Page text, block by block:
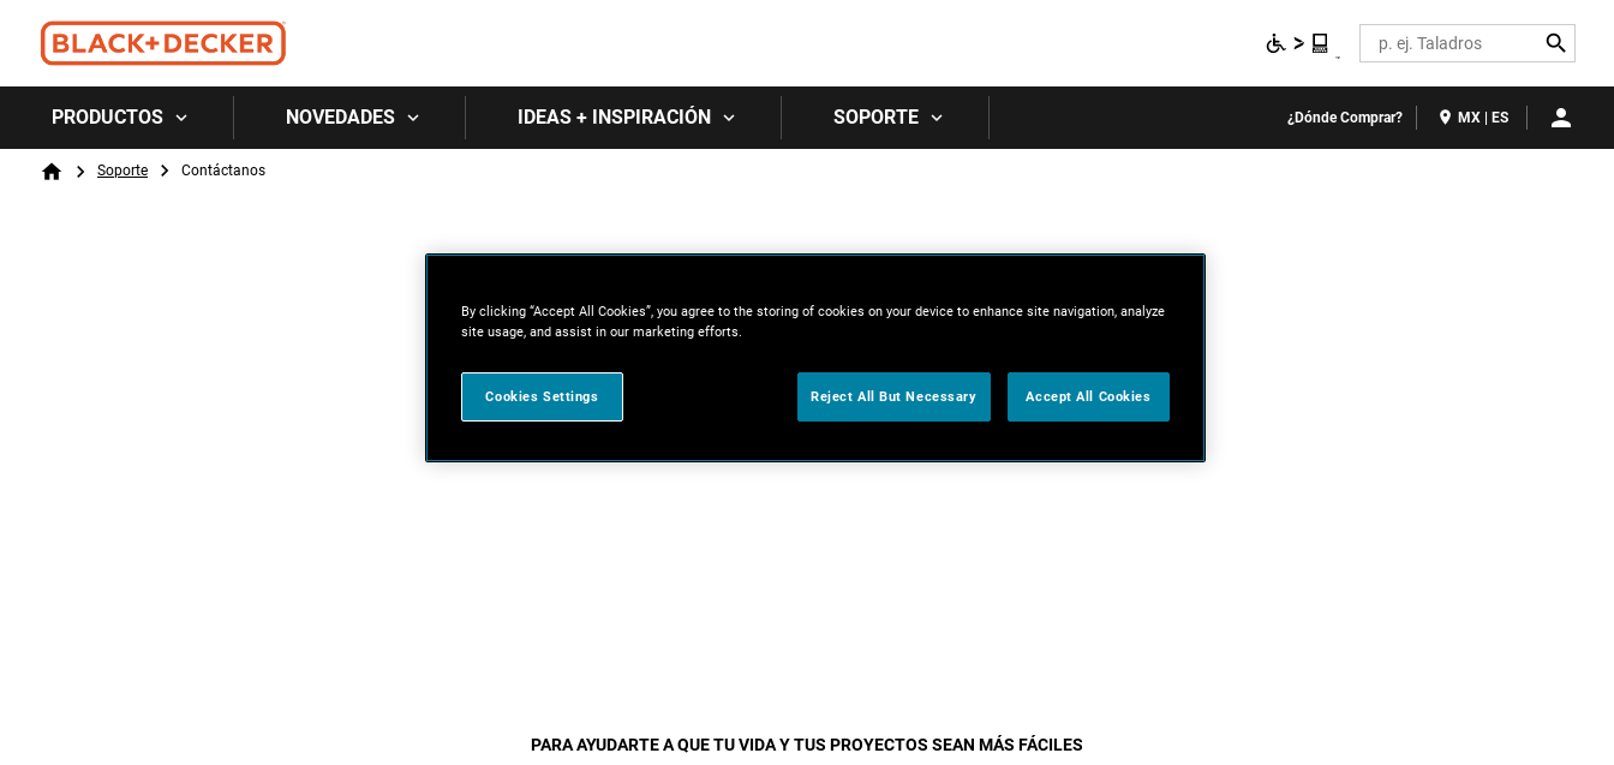
Search
PRODUCTOS NOVEDADES IDEAS + INSPIRACIÓN SOPORTE ¿Dónde Comprar? MX | ES
Breadcrumb
HomeSoporte Contáctanos
PARA AYUDARTE A QUE TU VIDA Y TUS PROYECTOS SEAN MÁS FÁCILES
By clicking “Accept All Cookies”, you agree to the storing of cookies on your device to enhance site navigation, analyze
site usage, and assist in our marketing efforts.
Cookies Settings Reject All But Necessary Accept All Cookies